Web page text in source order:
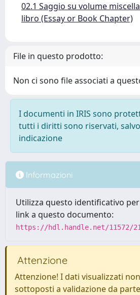
02.1 Saggio su volume
libro (Essay or Book Chapter)
File in questo prodotto:
Non ci sono file associati a
I documenti in IRIS sono
tutti i diritti sono riservati,
indicazione
Informazioni
Utilizza questo identificativo
link a questo documento:
https://hdl.handle.net/11572/
Attenzione
Attenzione! I dati visualizzati
sottoposti a validazione da